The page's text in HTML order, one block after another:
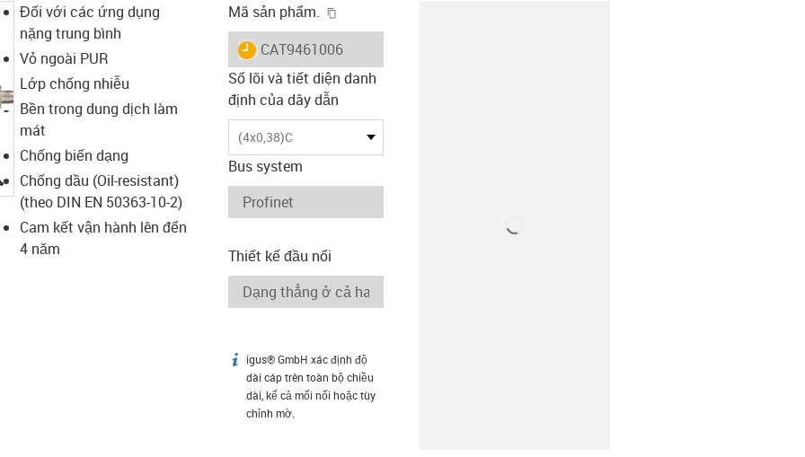
igus-icon-lupe
Đối với các ứng dụng
nặng trung bình
Vỏ ngoài PUR
Lớp chống nhiễu
Bền trong dung dịch làm
mát
Chống biến dạng
Chống dầu (Oil-resistant)
(theo DIN EN 50363-10-2)
Cam kết vận hành lên đến
4 năm
Mã sản phẩm.
igus-icon-lieferzeit
CAT9461006
Số lõi và tiết diện danh
định của dây dẫn
(4x0,38)C
Bus system
Thiết kế đầu nối
igus-icon-info
igus® GmbH xác định độ
dài cáp trên toàn bộ chiều
dài, kể cả mối nối hoặc tùy
chỉnh mờ.